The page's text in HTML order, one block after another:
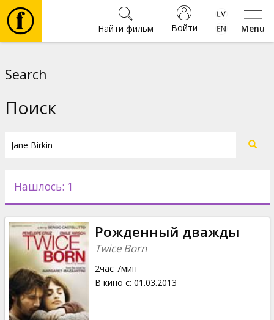
Menu
Войти
Найти фильм
Новости
Подарки
Кинозакуски
B2B
Search
Поиск
Нашлось: 1
Рожденный дважды
Twice Born
2час 7мин
В кино с: 01.03.2013